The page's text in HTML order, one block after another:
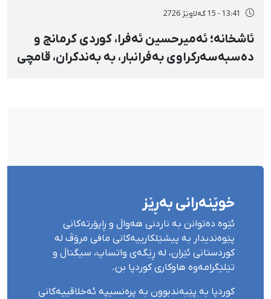
13:41 - 15 گەلاوێژ 2726
ئاشخانە؛ ئەمیرحسین ئەفرا، کوردی کرمانج و
دەسبەسەرکراوی بەفرانبار، بە بەندکران، قامچی
خوێنەرانی بەڕێز
ئێوە دەتوانن بە ناردنی هەواڵ و ڕاپۆرتەکانی
پێوەندیدار بە پیشێلکارییەکانی مافی مرۆڤ لە
کوردستانی ئێران، لە ڕێگەی واتساپ، سیگناڵ و
تێلێگرامەوە هاوکاری کوردپا بن.
کوردپا بە پێبەندبوون بە پرەنسیپە ئەخلاقییەکانی